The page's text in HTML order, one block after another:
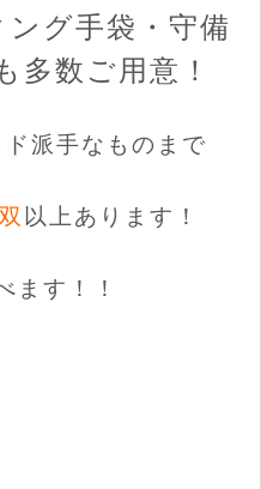
グ手袋・守備
多数ご用意！
派手なものまで
以上あります！
ます！！